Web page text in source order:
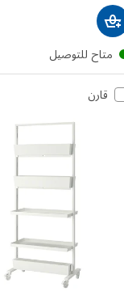
للتوصيل
قارن